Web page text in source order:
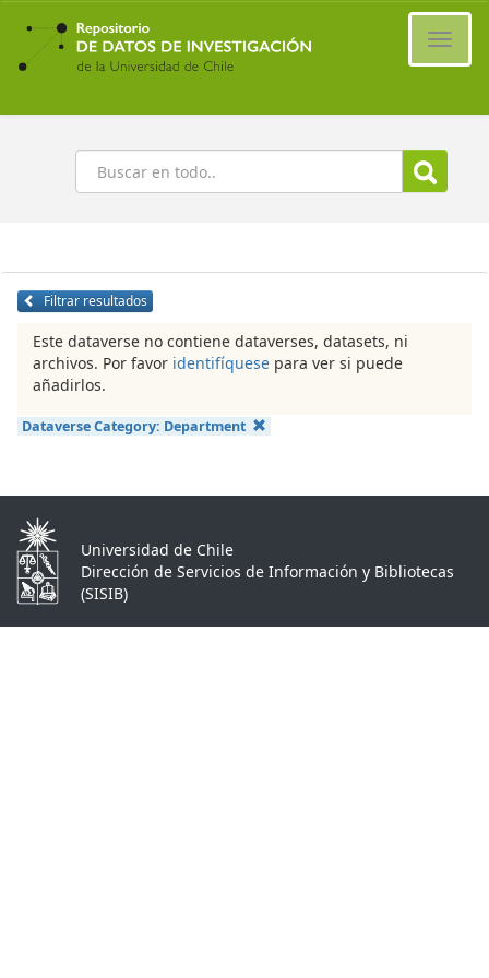
Ir
contenido
principal
Buscar
Filtrar resultados
Este dataverse no contiene dataverses, datasets, ni
archivos. Por favor identifíquese para ver si puede
añadirlos.
Dataverse Category: Department
Universidad de Chile
Dirección de Servicios de Información y Bibliotecas
(SISIB)